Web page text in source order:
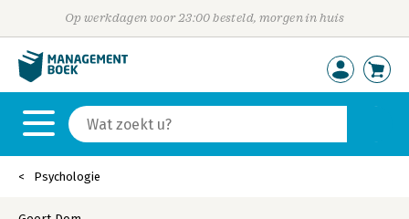
Op werkdagen voor 23:00 besteld, morgen in huis
Psychologie